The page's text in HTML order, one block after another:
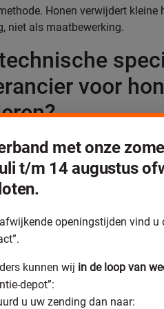
Honen verwijdert
niet als maatbewerking.
voor
voor het honen van
(Ra-waarde), de
de opgegeven tolerantie.
het micrometer- of
van een
afmetingen die verwerkt
om zowel kleine bussen
te bespreken zijn:
(Ra-waarden,
met onze
t/m 14 augustus
openingstijden vind u
kunnen wij in de loop van
depot”:
u uw zending dan naar: